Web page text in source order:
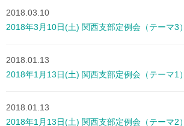
2018.03.10
2018年3月10日(土) 関西支部定例会（テーマ3）
2018.01.13
2018年1月13日(土) 関西支部定例会（テーマ1）
2018.01.13
2018年1月13日(土) 関西支部定例会（テーマ2）